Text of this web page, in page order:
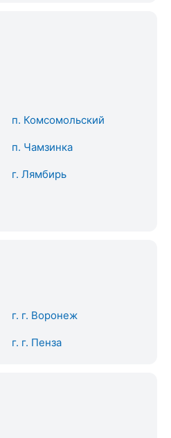
п. Комсомольский
п. Чамзинка
г. Лямбирь
г. г. Воронеж
г. г. Пенза